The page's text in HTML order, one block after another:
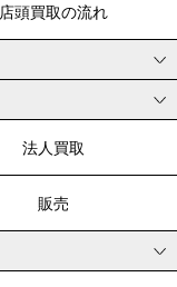
店頭買取の流れ
法人買取
販売